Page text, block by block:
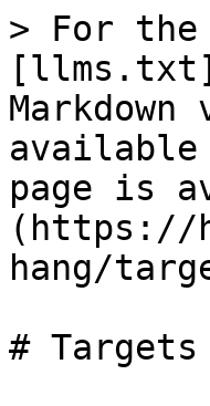
> For the
available
page is
(https://
hang/
#